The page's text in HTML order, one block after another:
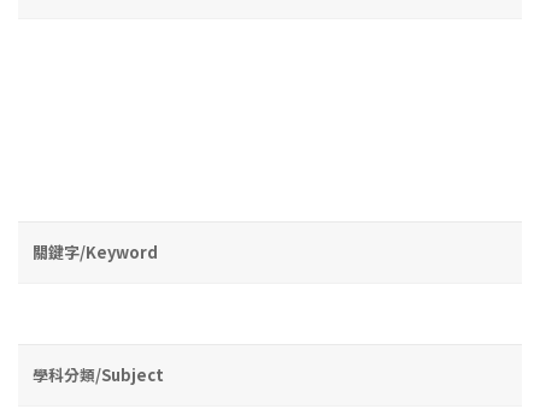
關鍵字/Keyword
學科分類/Subject